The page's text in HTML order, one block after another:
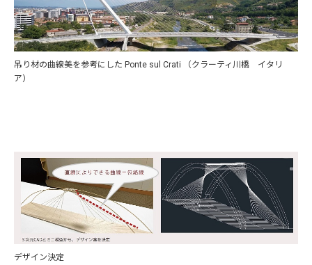
吊り材の曲線美を参考にした Ponte sul Crati （クラーティ川橋 イタリ
ア）
デザイン決定